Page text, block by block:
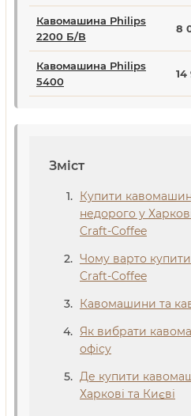
Кавомашина Philips
2200 Б/В
8
Кавомашина Philips
5400
14
Зміст
Купити
недорого у
Craft-Coffee
Чому варто
Craft-Coffee
Кавомашини та
Як вибрати
офісу
Де купити
Харкові та Києві